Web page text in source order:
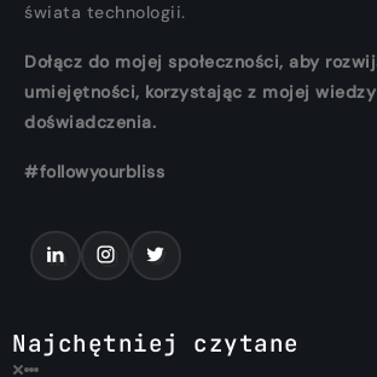
świata technologii.
Dołącz do mojej społeczności, aby
umiejętności, korzystając z mojej
doświadczenia.
#followyourbliss
Najchętniej czytane